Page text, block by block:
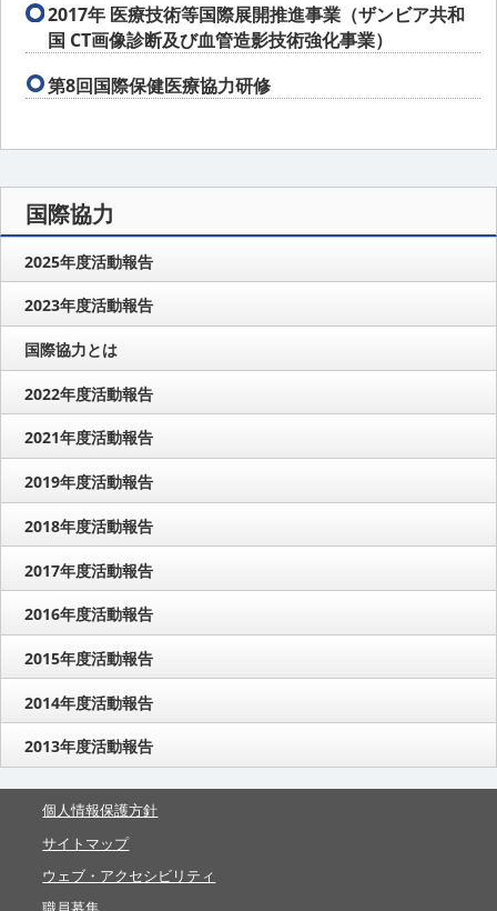
2017年 医療技術等国際展開推進事業（ザンビア共和
国 CT画像診断及び血管造影技術強化事業）
第8回国際保健医療協力研修
国際協力
2025年度活動報告
2023年度活動報告
国際協力とは
2022年度活動報告
2021年度活動報告
2019年度活動報告
2018年度活動報告
2017年度活動報告
2016年度活動報告
2015年度活動報告
2014年度活動報告
2013年度活動報告
個人情報保護方針
サイトマップ
ウェブ・アクセシビリティ